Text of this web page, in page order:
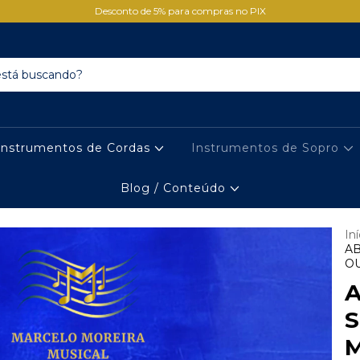
Desconto de 5% para compras no PIX
de Cordas Instrumentos de Sopro
Blog / Conteúdo